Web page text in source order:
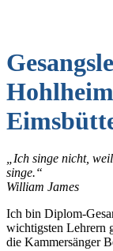
„Ich singe nicht,
singe.“
William James
Ich bin Diplom-
wichtigsten Lehrern
die Kammersänger